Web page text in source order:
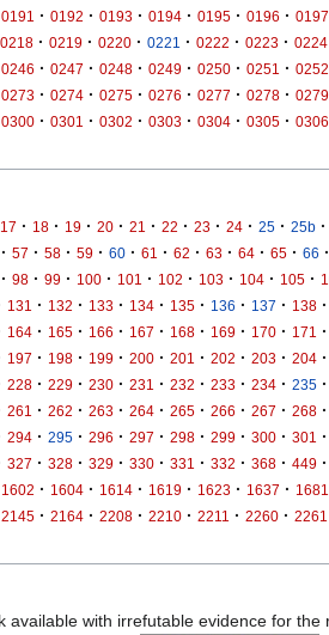
0191 · 0192 · 0193 · 0194 · 0195 · 0196 · 0197
0218 · 0219 · 0220 · 0221 · 0222 · 0223 · 0224
0246 · 0247 · 0248 · 0249 · 0250 · 0251 · 0252
0273 · 0274 · 0275 · 0276 · 0277 · 0278 · 0279
0300 · 0301 · 0302 · 0303 · 0304 · 0305 · 0306
17 · 18 · 19 · 20 · 21 · 22 · 23 · 24 · 25 · 25b ·
· 57 · 58 · 59 · 60 · 61 · 62 · 63 · 64 · 65 · 66 ·
· 98 · 99 · 100 · 101 · 102 · 103 · 104 · 105 ·
131 · 132 · 133 · 134 · 135 · 136 · 137 · 138 ·
164 · 165 · 166 · 167 · 168 · 169 · 170 · 171 ·
197 · 198 · 199 · 200 · 201 · 202 · 203 · 204 ·
228 · 229 · 230 · 231 · 232 · 233 · 234 · 235 ·
261 · 262 · 263 · 264 · 265 · 266 · 267 · 268 ·
294 · 295 · 296 · 297 · 298 · 299 · 300 · 301 ·
327 · 328 · 329 · 330 · 331 · 332 · 368 · 449 ·
1602 · 1604 · 1614 · 1619 · 1623 · 1637 · 1681
2145 · 2164 · 2208 · 2210 · 2211 · 2260 · 2261
available with irrefutable evidence for the